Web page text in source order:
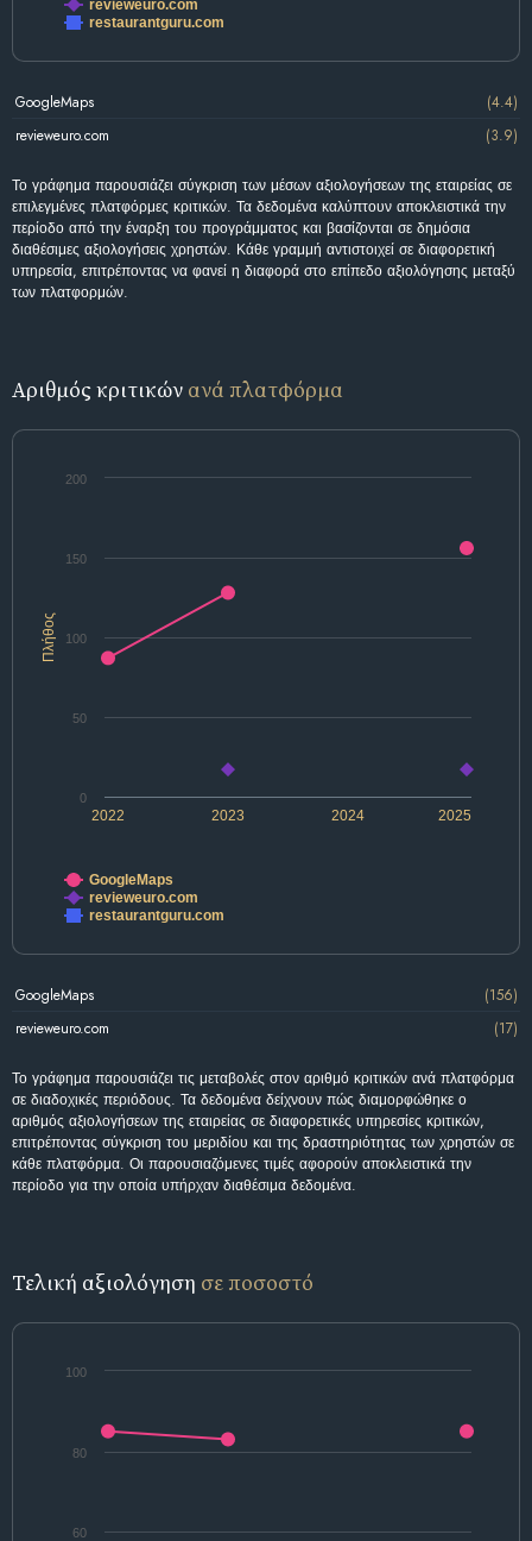
revieweuro.com
restaurantguru.com
GoogleMaps
(4.4)
revieweuro.com
(3.9)
Το γράφημα παρουσιάζει σύγκριση των μέσων αξιολογήσεων της εταιρείας σε
επιλεγμένες πλατφόρμες κριτικών. Τα δεδομένα καλύπτουν αποκλειστικά την
περίοδο από την έναρξη του προγράμματος και βασίζονται σε δημόσια
διαθέσιμες αξιολογήσεις χρηστών. Κάθε γραμμή αντιστοιχεί σε διαφορετική
υπηρεσία, επιτρέποντας να φανεί η διαφορά στο επίπεδο αξιολόγησης μεταξύ
των πλατφορμών.
Αριθμός κριτικών ανά πλατφόρμα
Πλήθος
2022 2024
2023 2025
0
50
100
150
200
GoogleMaps
revieweuro.com
restaurantguru.com
GoogleMaps
(156)
revieweuro.com
(17)
Το γράφημα παρουσιάζει τις μεταβολές στον αριθμό κριτικών ανά πλατφόρμα
σε διαδοχικές περιόδους. Τα δεδομένα δείχνουν πώς διαμορφώθηκε ο
αριθμός αξιολογήσεων της εταιρείας σε διαφορετικές υπηρεσίες κριτικών,
επιτρέποντας σύγκριση του μεριδίου και της δραστηριότητας των χρηστών σε
κάθε πλατφόρμα. Οι παρουσιαζόμενες τιμές αφορούν αποκλειστικά την
περίοδο για την οποία υπήρχαν διαθέσιμα δεδομένα.
Τελική αξιολόγηση σε ποσοστό
60
80
100